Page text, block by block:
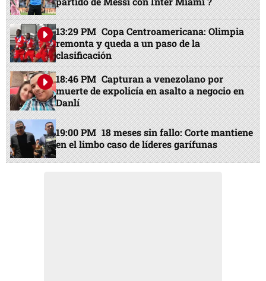
13:29 PM Copa Centroamericana: Olimpia
remonta y queda a un paso de la
clasificación
18:46 PM Capturan a venezolano por
muerte de expolicía en asalto a negocio en
Danlí
19:00 PM 18 meses sin fallo: Corte mantiene
en el limbo caso de líderes garífunas